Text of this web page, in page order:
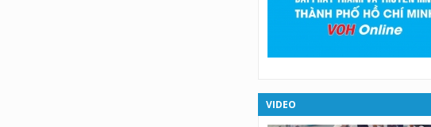
XSKT Tiền Giang
XSKT Đà Lạt
VIDEO